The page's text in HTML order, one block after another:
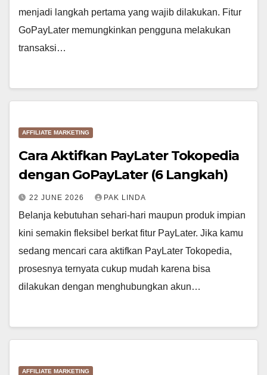
menjadi langkah pertama yang wajib dilakukan. Fitur
GoPayLater memungkinkan pengguna melakukan
transaksi…
AFFILIATE MARKETING
Cara Aktifkan PayLater Tokopedia
dengan GoPayLater (6 Langkah)
22 JUNE 2026 PAK LINDA
Belanja kebutuhan sehari-hari maupun produk impian
kini semakin fleksibel berkat fitur PayLater. Jika kamu
sedang mencari cara aktifkan PayLater Tokopedia,
prosesnya ternyata cukup mudah karena bisa
dilakukan dengan menghubungkan akun…
AFFILIATE MARKETING